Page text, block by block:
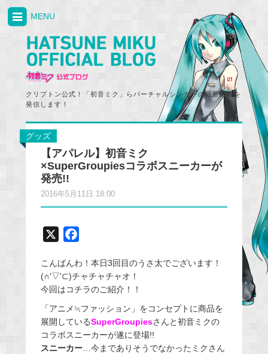
クリプトン公式！「初音ミク」らバーチャルシンガーの最新情報を
発信します！
MENU
グッズ
【アパレル】初音ミク
×SuperGroupiesコラボスニーカーが
発売!!
2016年5月11日 18:00
c
e
o
こんばんわ！本日3回目のうさ太でございます！
(∩'▽'⊂)チャチャチャオ！
今回はコチラのご紹介！！
「アニメ≒ファッション」をコンセプトに商品を
展開しているSuperGroupiesさんと初音ミクの
コラボスニーカーが遂に登場!!
スニーカー…今までありそうでなかったミクさん